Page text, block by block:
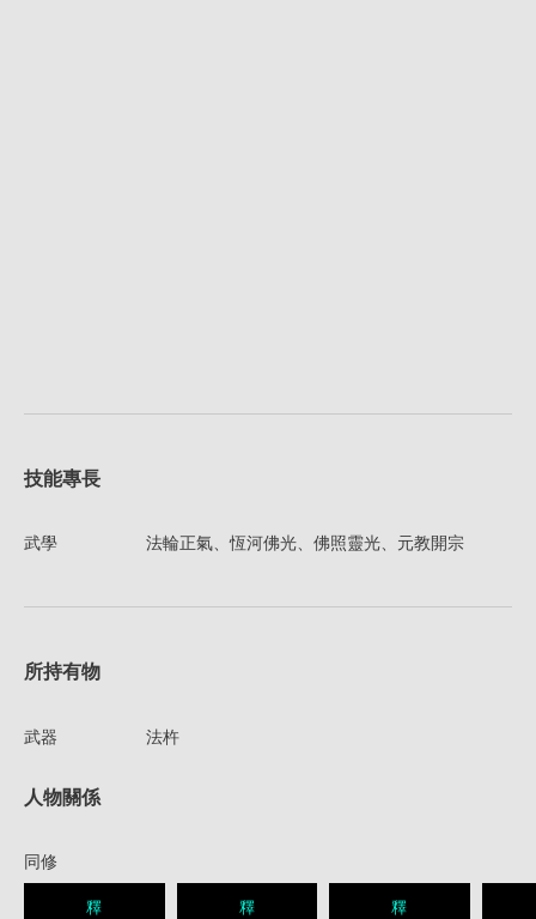
技能專長
武學 法輪正氣、恆河佛光、佛照靈光、元教開宗
所持有物
武器 法杵
人物關係
同修
釋 釋 釋